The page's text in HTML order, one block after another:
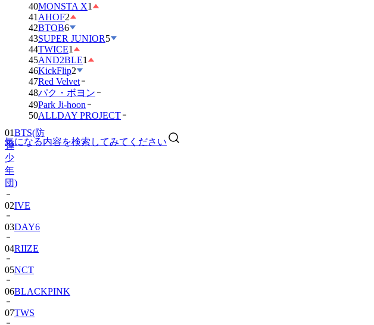
40MONSTA X1
41 AHOF2
42BTOB6
43SUPER JUNIOR5
44TWICE1
45AND2BLE1
46KickFlip2
47Red Velvet
48パク・ボヨン
49Park Ji-hoon
50ALLDAY PROJECT
気になる内容を検索してみてください
01BTS(防
弾
少
年
団)
02IVE
03DAY6
04RIIZE
05NCT
06BLACKPINK
07TWS